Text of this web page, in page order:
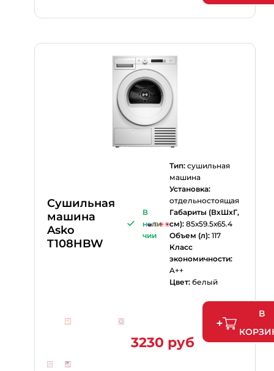
Сушильная
машина
Asko
T108HBW
В
нали
чии
Тип:сушильная
машина
Установка:
отдельностоящая
Габариты (ВхШхГ,
см):85х59.5х65.4
Объем (л):117
Класс
экономичности:
A++
Цвет:белый
3230 руб
В